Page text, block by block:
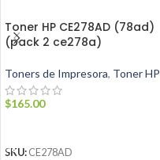
Toner HP CE278AD (78ad)
(pack 2 ce278a)
Toners de Impresora, Toner HP
$165.00
SKU: CE278AD